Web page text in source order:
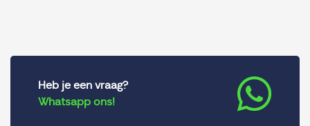
Heb je een vraag?
Whatsapp ons!